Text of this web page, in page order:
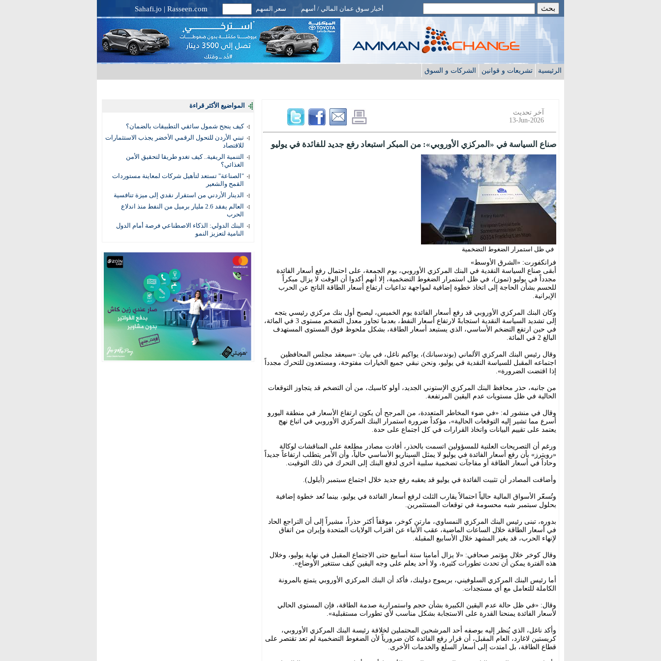
أخبار سوق عمان المالي / أسهم سعر السهم Sahafi.jo | Rasseen.com
الرئيسية تشريعات و قوانين الشركات و السوق
المواضيع الأكثر قراءة
كيف ينجح شمول سائقي التطبيقات بالضمان؟
تبني الأردن للتحول الرقمي الأخضر يجذب الاستثمارات
للاقتصاد
التنمية الريفية.. كيف تغدو طريقا لتحقيق الأمن
الغذائي؟
"الصناعة" تستعد لتأهيل شركات لمعاينة مستوردات
القمح والشعير
الدينار الأردني من استقرار نقدي إلى ميزة تنافسية
العالم يفقد 2.6 مليار برميل من النفط منذ اندلاع
الحرب
البنك الدولي: الذكاء الاصطناعي فرصة أمام الدول
النامية لتعزيز النمو
آخر تحديث
13-Jun-2026
صناع السياسة في «المركزي الأوروبي»: من المبكر استبعاد رفع جديد للفائدة في يوليو
في ظل استمرار الضغوط التضخمية
فرانكفورت: «الشرق الأوسط»
أبقى صناع السياسة النقدية في البنك المركزي الأوروبي، يوم الجمعة، على احتمال رفع أسعار الفائدة
مجدداً في يوليو (تموز)، في ظل استمرار الضغوط التضخمية، إلا أنهم أكدوا أن الوقت لا يزال مبكراً
للحسم بشأن الحاجة إلى اتخاذ خطوة إضافية لمواجهة تداعيات ارتفاع أسعار الطاقة الناتج عن الحرب
الإيرانية.
وكان البنك المركزي الأوروبي قد رفع أسعار الفائدة يوم الخميس، ليصبح أول بنك مركزي رئيسي يتجه
إلى تشديد السياسة النقدية استجابةً لارتفاع أسعار النفط، بعدما تجاوز معدل التضخم مستوى 3 في المائة،
في حين ارتفع التضخم الأساسي، الذي يستبعد أسعار الطاقة، بشكل ملحوظ فوق المستوى المستهدف
البالغ 2 في المائة.
وقال رئيس البنك المركزي الألماني (بوندسبانك)، يواكيم ناغل، في بيان: «سيعقد مجلس المحافظين
اجتماعه المقبل للسياسة النقدية في يوليو، ونحن نبقي جميع الخيارات مفتوحة، ومستعدون للتحرك مجدداً
إذا اقتضت الضرورة».
من جانبه، حذر محافظ البنك المركزي الإستوني الجديد، أولو كاسيك، من أن التضخم قد يتجاوز التوقعات
الحالية في ظل مستويات عدم اليقين المرتفعة.
وقال في منشور له: «في ضوء المخاطر المتعددة، من المرجح أن يكون ارتفاع الأسعار في منطقة اليورو
أسرع مما تشير إليه التوقعات الحالية»، مؤكداً ضرورة استمرار البنك المركزي الأوروبي في اتباع نهج
يعتمد على تقييم البيانات واتخاذ القرارات في كل اجتماع على حدة.
ورغم أن التصريحات العلنية للمسؤولين اتسمت بالحذر، أفادت مصادر مطلعة على المناقشات لوكالة
«رويترز» بأن رفع أسعار الفائدة في يوليو لا يمثل السيناريو الأساسي حالياً، وأن الأمر يتطلب ارتفاعاً جديداً
وحاداً في أسعار الطاقة أو مفاجآت تضخمية سلبية أخرى لدفع البنك إلى التحرك في ذلك التوقيت.
وأضافت المصادر أن تثبيت الفائدة في يوليو قد يعقبه رفع جديد خلال اجتماع سبتمبر (أيلول).
وتُسعّر الأسواق المالية حالياً احتمالاً يقارب الثلث لرفع أسعار الفائدة في يوليو، بينما تُعد خطوة إضافية
بحلول سبتمبر شبه محسومة في توقعات المستثمرين.
بدوره، تبنى رئيس البنك المركزي النمساوي، مارتن كوخر، موقفاً أكثر حذراً، مشيراً إلى أن التراجع الحاد
في أسعار الطاقة خلال الساعات الماضية، عقب الأنباء عن اقتراب الولايات المتحدة وإيران من اتفاق
لإنهاء الحرب، قد يغير المشهد خلال الأسابيع المقبلة.
وقال كوخر خلال مؤتمر صحافي: «لا يزال أمامنا ستة أسابيع حتى الاجتماع المقبل في نهاية يوليو، وخلال
هذه الفترة يمكن أن تحدث تطورات كثيرة، ولا أحد يعلم على وجه اليقين كيف ستتغير الأوضاع».
أما رئيس البنك المركزي السلوفيني، بريموج دولينك، فأكد أن البنك المركزي الأوروبي يتمتع بالمرونة
الكاملة للتعامل مع أي مستجدات.
وقال: «في ظل حالة عدم اليقين الكبيرة بشأن حجم واستمرارية صدمة الطاقة، فإن المستوى الحالي
لأسعار الفائدة يمنحنا القدرة على الاستجابة بشكل مناسب لأي تطورات مستقبلية».
وأكد ناغل، الذي يُنظر إليه بوصفه أحد المرشحين المحتملين لخلافة رئيسة البنك المركزي الأوروبي،
كريستين لاغارد، العام المقبل، أن قرار رفع الفائدة كان ضرورياً لأن الضغوط التضخمية لم تعد تقتصر على
قطاع الطاقة، بل امتدت إلى أسعار السلع والخدمات الأخرى.